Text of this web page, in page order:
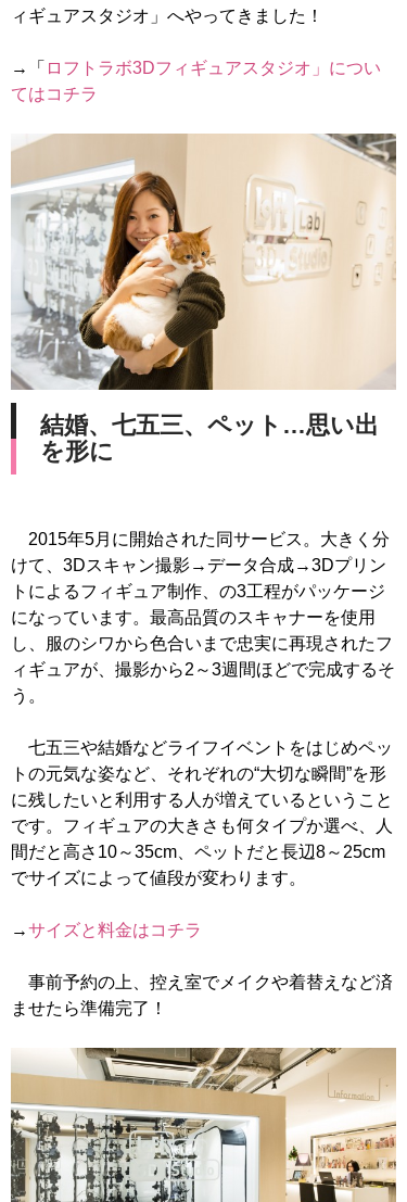
ィギュアスタジオ」へやってきました！
→「 ロフトラボ3Dフィギュアスタジオ」につい
てはコチラ
結婚、七五三、ペット…思い出
を形に
2015年5月に開始された同サービス。大きく分
けて、3Dスキャン撮影→データ合成→3Dプリン
トによるフィギュア制作、の3工程がパッケージ
になっています。最高品質のスキャナーを使用
し、服のシワから色合いまで忠実に再現されたフ
ィギュアが、撮影から2～3週間ほどで完成するそ
う。
七五三や結婚などライフイベントをはじめペッ
トの元気な姿など、それぞれの“大切な瞬間”を形
に残したいと利用する人が増えているということ
です。フィギュアの大きさも何タイプか選べ、人
間だと高さ10～35cm、ペットだと長辺8～25cm
でサイズによって値段が変わります。
→サイズと料金はコチラ
事前予約の上、控え室でメイクや着替えなど済
ませたら準備完了！